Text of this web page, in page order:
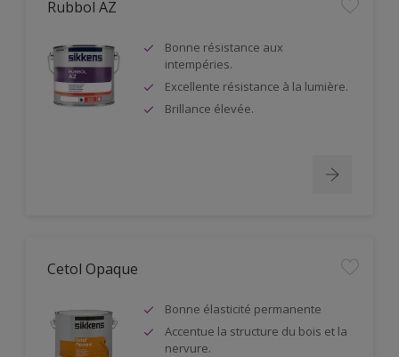
Rubbol AZ
Bonne résistance aux
intempéries.
Excellente résistance à la lumière.
Brillance élevée.
Cetol Opaque
Bonne élasticité permanente
Accentue la structure du bois et la
nervure.